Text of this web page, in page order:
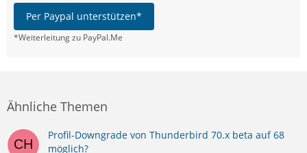
Per Paypal unterstützen*
*Weiterleitung zu PayPal.Me
Ähnliche Themen
Profil-Downgrade von Thunderbird 70.x beta auf 68
möglich?